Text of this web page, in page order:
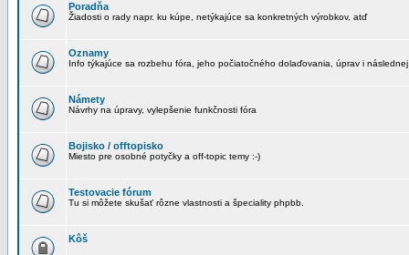
Poradňa
Žiadosti o rady napr. ku kúpe, netýkajúce sa konkretných výrobkov, atď
Oznamy
Info týkajúce sa rozbehu fóra, jeho počiatočného dolaďovania, úprav i
Námety
Návrhy na úpravy, vylepšenie funkčnosti fóra
Bojisko / offtopisko
Miesto pre osobné potyčky a off-topic temy :-)
Testovacie fórum
Tu si môžete skušať rôzne vlastnosti a špeciality phpbb.
Kôš